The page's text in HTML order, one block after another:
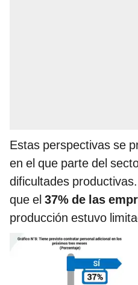
Estas perspectivas se
en el que parte del
dificultades
que el 37% de las
producción estuvo